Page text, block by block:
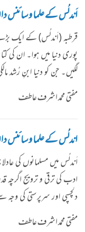
اَندلُس کے علما و سائنس
قرطبہ (اَندلُس) کے ایک
پوری دنیا میں ہوا۔ ان کی
لگیں۔ جن کو دنیا ابنِ رُشد
مفتی محمد اشرف عاطف
اندلُس کے علما و سائنس
ادب کی ترقی و ترویج
دلچسپی اور سرپرستی کی
مفتی محمد اشرف عاطف